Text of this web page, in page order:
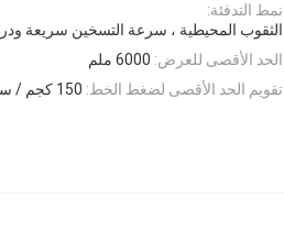
نمط التدفئة:
الثقوب المحيطية ، سرعة التسخين سريعة
الحد الأقصى للعرض: 6000 ملم
تقويم الحد الأقصى لضغط الخط: 150 كجم / سم 2